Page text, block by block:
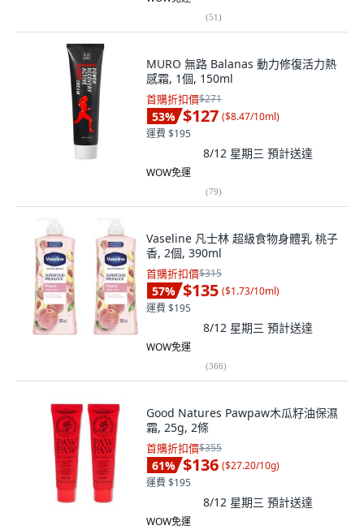
(51)
MURO 無路 Balanas 動力修復活力熱
感霜, 1個, 150ml
首購折扣價$271
53% $127 ($8.47/10ml)
運費 $195
8/12 星期三 預計送達
WOW免運
(79)
Vaseline 凡士林 超級食物身體乳 桃子
香, 2個, 390ml
首購折扣價$315
57% $135 ($1.73/10ml)
運費 $195
8/12 星期三 預計送達
WOW免運
(366)
Good Natures Pawpaw木瓜籽油保濕
霜, 25g, 2條
首購折扣價$355
61% $136 ($27.20/10g)
運費 $195
8/12 星期三 預計送達
WOW免運